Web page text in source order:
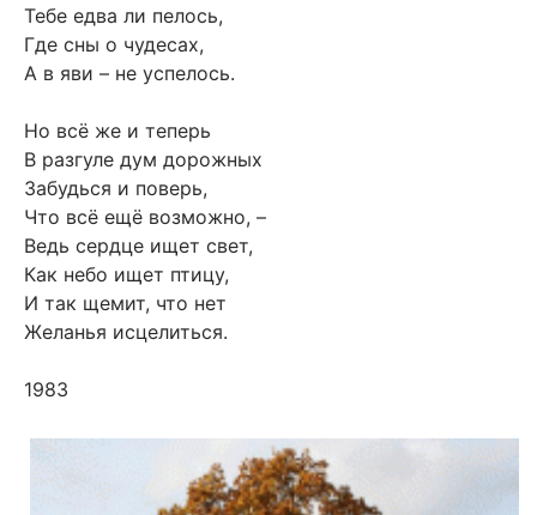
Тебе едва ли пелось,
Где сны о чудесах,
А в яви – не успелось.
Но всё же и теперь
В разгуле дум дорожных
Забудься и поверь,
Что всё ещё возможно, –
Ведь сердце ищет свет,
Как небо ищет птицу,
И так щемит, что нет
Желанья исцелиться.
1983